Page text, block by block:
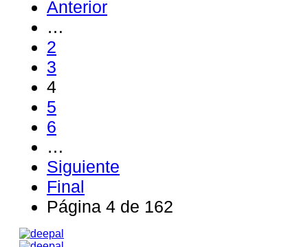
Anterior
…
2
3
4
5
6
…
Siguiente
Final
Página 4 de 162